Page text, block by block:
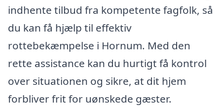
indhente tilbud fra kompetente fagfolk, så
du kan få hjælp til effektiv
rottebekæmpelse i Hornum. Med den
rette assistance kan du hurtigt få kontrol
over situationen og sikre, at dit hjem
forbliver frit for uønskede gæster.